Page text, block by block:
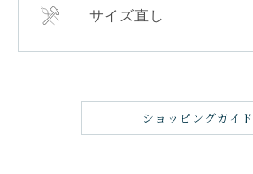
サイズ直し
ショッピングガイド